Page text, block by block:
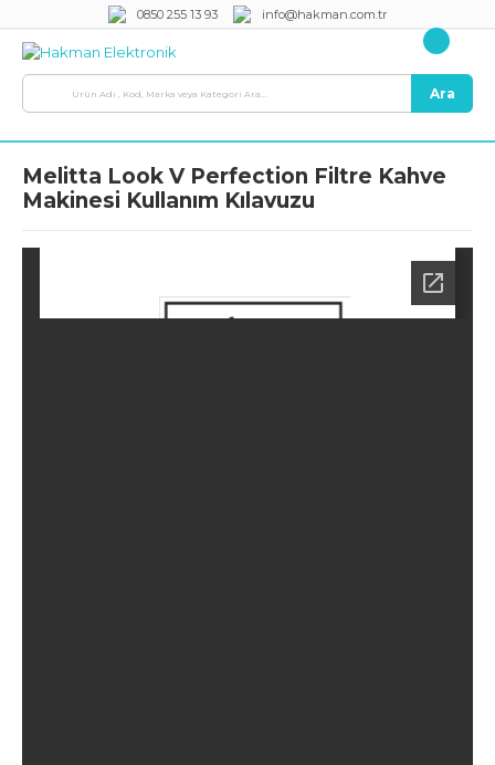
0850 255 13 93 info@hakman.com.tr
Ara
Melitta Look V Perfection Filtre Kahve
Makinesi Kullanım Kılavuzu